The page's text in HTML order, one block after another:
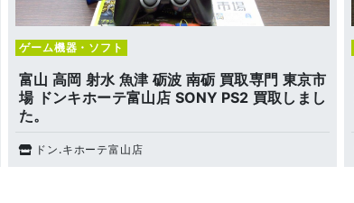
ゲーム機器・ソフト
富山 高岡 射水 魚津 砺波 南砺 買取専門 東京市
場 ドンキホーテ富山店 SONY PS2 買取しまし
た。
ドン.キホーテ富山店